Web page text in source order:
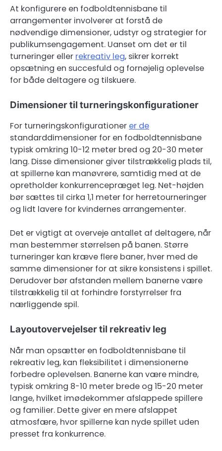
At konfigurere en fodboldtennisbane til
arrangementer involverer at forstå de
nødvendige dimensioner, udstyr og strategier for
publikumsengagement. Uanset om det er til
turneringer eller rekreativ leg, sikrer korrekt
opsætning en succesfuld og fornøjelig oplevelse
for både deltagere og tilskuere.
Dimensioner til turneringskonfigurationer
For turneringskonfigurationer er de
standarddimensioner for en fodboldtennisbane
typisk omkring 10-12 meter bred og 20-30 meter
lang. Disse dimensioner giver tilstrækkelig plads til,
at spillerne kan manøvrere, samtidig med at de
opretholder konkurrencepræget leg. Net-højden
bør sættes til cirka 1,1 meter for herretourneringer
og lidt lavere for kvindernes arrangementer.
Det er vigtigt at overveje antallet af deltagere, når
man bestemmer størrelsen på banen. Større
turneringer kan kræve flere baner, hver med de
samme dimensioner for at sikre konsistens i spillet.
Derudover bør afstanden mellem banerne være
tilstrækkelig til at forhindre forstyrrelser fra
nærliggende spil.
Layoutovervejelser til rekreativ leg
Når man opsætter en fodboldtennisbane til
rekreativ leg, kan fleksibilitet i dimensionerne
forbedre oplevelsen. Banerne kan være mindre,
typisk omkring 8-10 meter brede og 15-20 meter
lange, hvilket imødekommer afslappede spillere
og familier. Dette giver en mere afslappet
atmosfære, hvor spillerne kan nyde spillet uden
presset fra konkurrence.